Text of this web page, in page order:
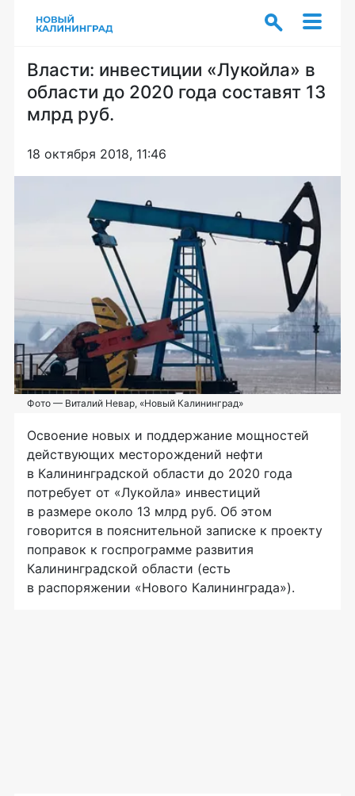
Власти: инвестиции «Лукойла» в
области до 2020 года составят 13
млрд руб.
18 октября 2018, 11:46
Фото — Виталий Невар, «Новый Калининград»
Освоение новых и поддержание мощностей
действующих месторождений нефти
в Калининградской области до 2020 года
потребует от «Лукойла» инвестиций
в размере около 13 млрд руб. Об этом
говорится в пояснительной записке к проекту
поправок к госпрограмме развития
Калининградской области (есть
в распоряжении «Нового Калининграда»).